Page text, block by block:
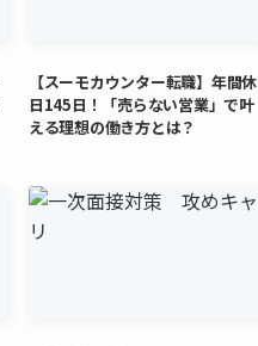
【スーモカウンター転職】年間休
日145日！「売らない営業」で叶
える理想の働き方とは？